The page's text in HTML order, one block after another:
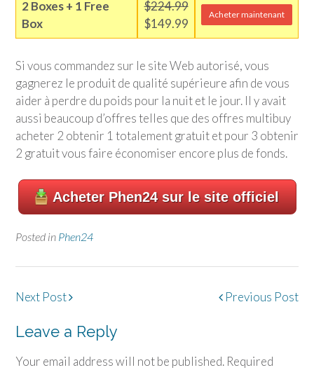
2 Boxes + 1 Free
Box
$224.99
$149.99
Acheter maintenant
Si vous commandez sur le site Web autorisé, vous
gagnerez le produit de qualité supérieure afin de vous
aider à perdre du poids pour la nuit et le jour. Il y avait
aussi beaucoup d’offres telles que des offres multibuy
acheter 2 obtenir 1 totalement gratuit et pour 3 obtenir
2 gratuit vous faire économiser encore plus de fonds.
Acheter Phen24 sur le site officiel
Posted in Phen24
Post
Previous Post
Next Post
Leave a Reply
Your email address will not be published. Required